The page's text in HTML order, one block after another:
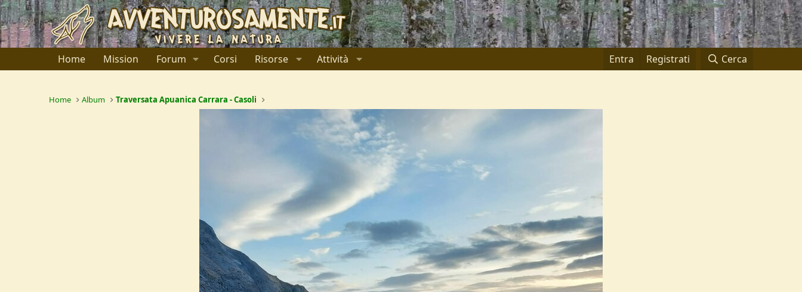
Home Mission Forum Corsi Risorse Attività Entra Registrati Cerca
Home Album Traversata Apuanica Carrara - Casoli